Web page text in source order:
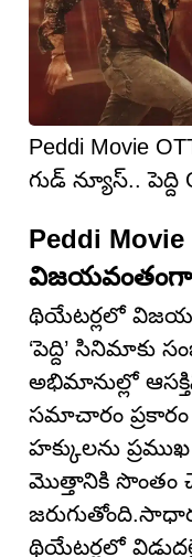
Peddi Movie
గుడ్ న్యూస్.. పెద్ది
Peddi
విజయవంతంగా
థియేటర్లలో
‘పెద్ది’ సినిమాకు
అభిమానుల్లో
సమాచారం ప్రకారం
హక్కులను
మొత్తానికి సొంతం
థియేటర్లలో